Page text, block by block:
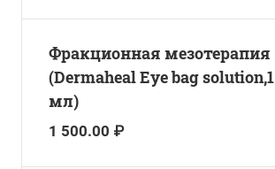
Фракционная мезотерапия
(Dermaheal Eye bag solution,1
мл)
1 500.00 ₽